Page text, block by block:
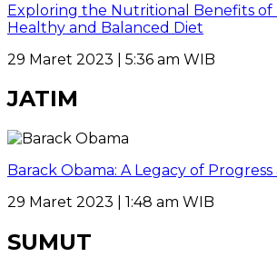
Exploring the Nutritional Benefits of
Healthy and Balanced Diet
29 Maret 2023 | 5:36 am WIB
JATIM
Barack Obama: A Legacy of
29 Maret 2023 | 1:48 am WIB
SUMUT